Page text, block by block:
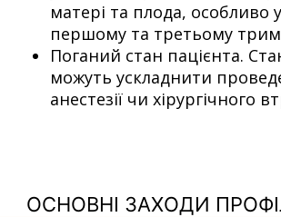
матері та плода, особливо у
першому та третьому
Поганий стан пацієнта.
можуть ускладнити
анестезії чи хірургічного
ОСНОВНІ ЗАХОДИ